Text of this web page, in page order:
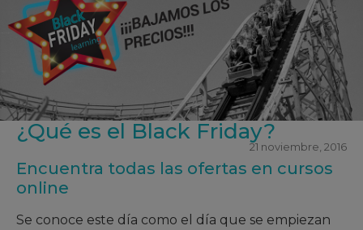
¿Qué es el Black Friday?
21 noviembre, 2016
Encuentra todas las ofertas en cursos
online
Se conoce este día como el día que se empiezan